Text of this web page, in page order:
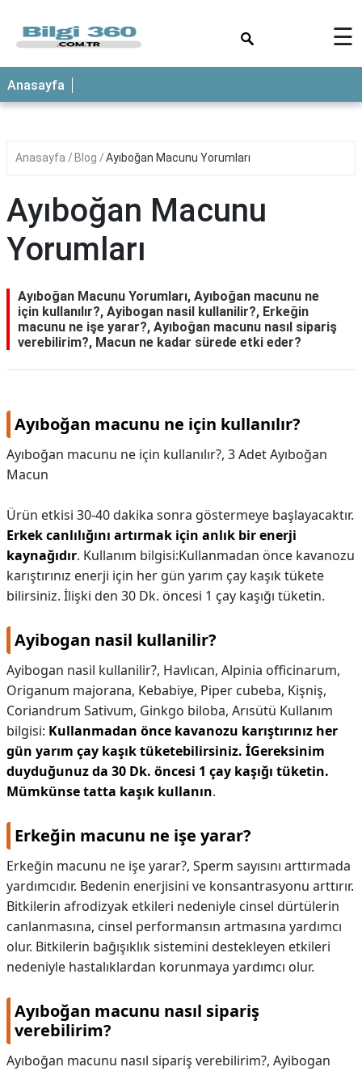
ANASAYFA
☰
Anasayfa
Anasayfa Blog Ayıboğan Macunu Yorumları
Ayıboğan Macunu
Yorumları
Ayıboğan Macunu Yorumları, Ayıboğan macunu ne
için kullanılır?, Ayibogan nasil kullanilir?, Erkeğin
macunu ne işe yarar?, Ayıboğan macunu nasıl sipariş
verebilirim?, Macun ne kadar sürede etki eder?
Ayıboğan macunu ne için kullanılır?
Ayıboğan macunu ne için kullanılır?, 3 Adet Ayıboğan
Macun
Ürün etkisi 30-40 dakika sonra göstermeye başlayacaktır.
Erkek canlılığını artırmak için anlık bir enerji
kaynağıdır. Kullanım bilgisi:Kullanmadan önce kavanozu
karıştırınız enerji için her gün yarım çay kaşık tükete
bilirsiniz. İlişki den 30 Dk. öncesi 1 çay kaşığı tüketin.
Ayibogan nasil kullanilir?
Ayibogan nasil kullanilir?, Havlıcan, Alpinia officinarum,
Origanum majorana, Kebabiye, Piper cubeba, Kişniş,
Coriandrum Sativum, Ginkgo biloba, Arısütü Kullanım
bilgisi: Kullanmadan önce kavanozu karıştırınız her
gün yarım çay kaşık tüketebilirsiniz. İGereksinim
duyduğunuz da 30 Dk. öncesi 1 çay kaşığı tüketin.
Mümkünse tatta kaşık kullanın.
Erkeğin macunu ne işe yarar?
Erkeğin macunu ne işe yarar?, Sperm sayısını arttırmada
yardımcıdır. Bedenin enerjisini ve konsantrasyonu arttırır.
Bitkilerin afrodizyak etkileri nedeniyle cinsel dürtülerin
canlanmasına, cinsel performansın artmasına yardımcı
olur. Bitkilerin bağışıklık sistemini destekleyen etkileri
nedeniyle hastalıklardan korunmaya yardımcı olur.
Ayıboğan macunu nasıl sipariş
verebilirim?
Ayıboğan macunu nasıl sipariş verebilirim?, Ayibogan